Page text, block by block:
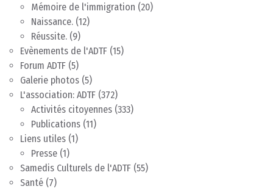
Mémoire de l'immigration (20)
Naissance. (12)
Réussite. (9)
Evènements de l'ADTF (15)
Forum ADTF (5)
Galerie photos (5)
L'association: ADTF (372)
Activités citoyennes (333)
Publications (11)
Liens utiles (1)
Presse (1)
Samedis Culturels de l'ADTF (55)
Santé (7)